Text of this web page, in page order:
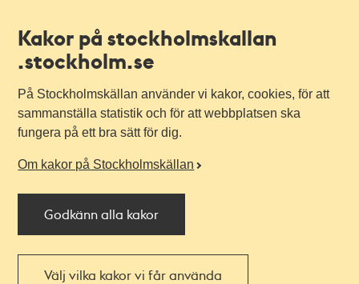
Kakor på stockholmskallan
.stockholm.se
På Stockholmskällan använder vi kakor, cookies, för att
sammanställa statistik och för att webbplatsen ska
fungera på ett bra sätt för dig.
Om kakor på Stockholmskällan
Godkänn alla kakor
Välj vilka kakor vi får använda